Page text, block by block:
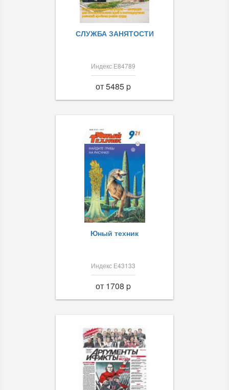
СЛУЖБА ЗАНЯТОСТИ
Индекс Е84789
от 5485 p
Юный техник
Индекс Е43133
от 1708 p